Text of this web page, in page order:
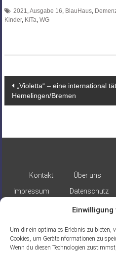
Einwilligung
Um dir ein optimales Erlebnis zu bieten,
Cookies, um Geräteinformationen zu
Wenn du diesen Technologien
2021,Ausgabe 16, BlauHaus,
Kinder, KiTa, WG
„Violetta“ – eine international
Hemelingen/Bremen
Kontakt Über uns
Impressum
Datenschutz